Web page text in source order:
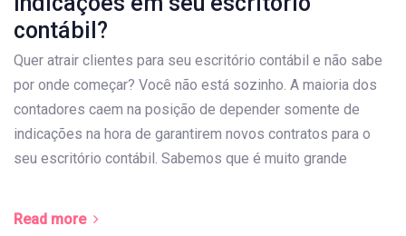
contábil?
Quer atrair clientes para seu escritório contábil e não sabe
por onde começar? Você não está sozinho. A maioria dos
contadores caem na posição de depender somente de
indicações na hora de garantirem novos contratos para o
seu escritório contábil. Sabemos que é muito grande
Read more